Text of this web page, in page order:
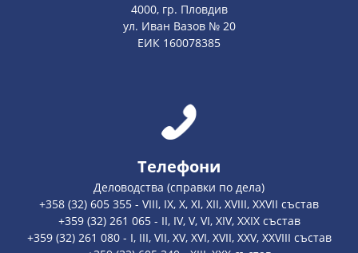
4000, гр. Пловдив
ул. Иван Вазов № 20
ЕИК 160078385
Телефони
Деловодства (справки по дела)
+358 (32) 605 355 - VIII, IX, X, XI, XII, XVIII, XXVII състав
+359 (32) 261 065 - II, IV, V, VI, XIV, XXIX състав
+359 (32) 261 080 - I, III, VII, XV, XVI, XVII, XXV, XXVIII състав